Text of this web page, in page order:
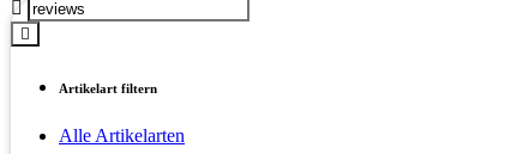
Artikelart filtern
Alle Artikelarten